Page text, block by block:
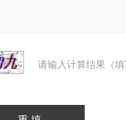
请输入计算结果（